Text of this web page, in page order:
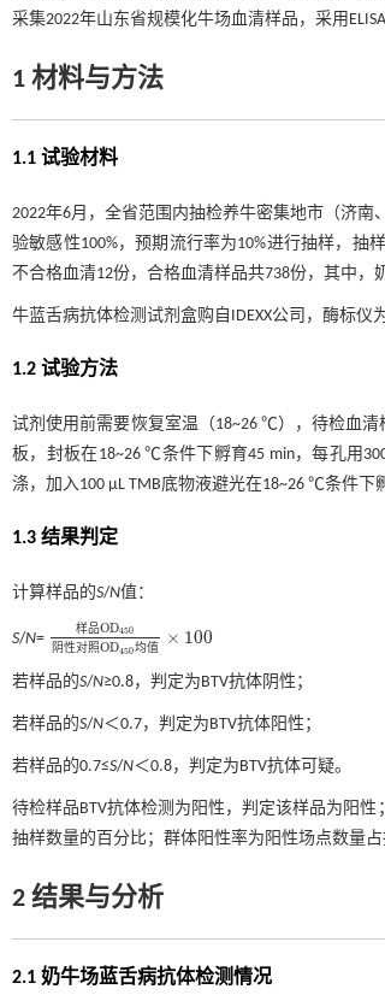
采集2022年山东省规模化牛场血清样品，采用
1 材料与方法
1.1 试验材料
2022年6月，全省范围内抽检养牛密集地市（济
验敏感性100%，预期流行率为10%进行抽样，抽
不合格血清12份，合格血清样品共738份，其中，
牛蓝舌病抗体检测试剂盒购自IDEXX公司，酶标仪
1.2 试验方法
试剂使用前需要恢复室温（18~26 ℃），待检血
板，封板在18~26 ℃条件下孵育45 min，每孔用
涤，加入100 μL TMB底物液避光在18~26 ℃条件下
1.3 结果判定
计算样品的S/N值：
S/N=
样品OD450
阴性对照OD450均值
× 100
样品OD450阴性 对照OD
若样品的S/N≥0.8，判定为BTV抗体阴性；
若样品的S/N＜0.7，判定为BTV抗体阳性；
若样品的0.7≤S/N＜0.8，判定为BTV抗体可疑。
待检样品BTV抗体检测为阳性，判定该样品为阳
抽样数量的百分比；群体阳性率为阳性场点数量占
2 结果与分析
2.1 奶牛场蓝舌病抗体检测情况